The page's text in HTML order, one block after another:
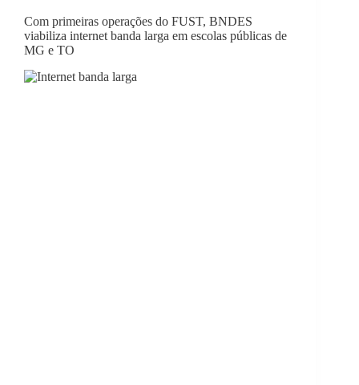
Com primeiras operações do FUST, BNDES
viabiliza internet banda larga em escolas públicas de
MG e TO